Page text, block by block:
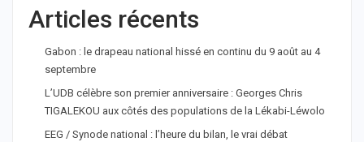
Articles récents
Gabon : le drapeau national hissé en continu du 9 août au 4
septembre
L’UDB célèbre son premier anniversaire : Georges Chris
TIGALEKOU aux côtés des populations de la Lékabi-Léwolo
EEG / Synode national : l’heure du bilan, le vrai débat